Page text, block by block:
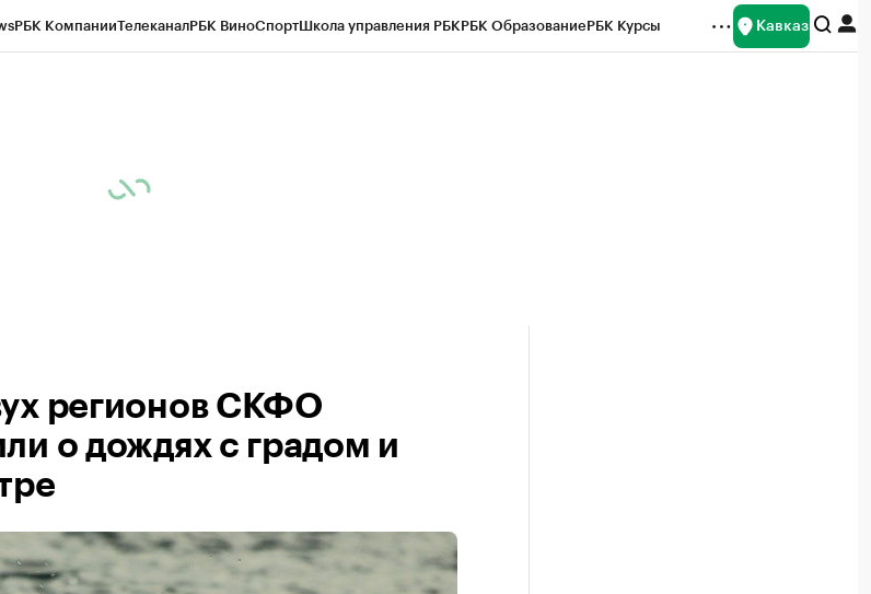
РБК КомпанииТелеканалРБК ВиноСпортШкола управления РБКРБК ОбразованиеРБК Курсы Кавказ
регионов СКФО
о дождях с градом и